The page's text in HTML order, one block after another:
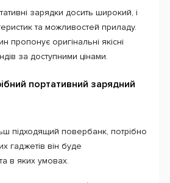
зарядки досить широкий, і
та можливостей приладу.
пропонує оригінальні якісні
за доступними цінами.
портативний зарядний
підходящий повербанк, потрібно
гаджетів він буде
в яких умовах.